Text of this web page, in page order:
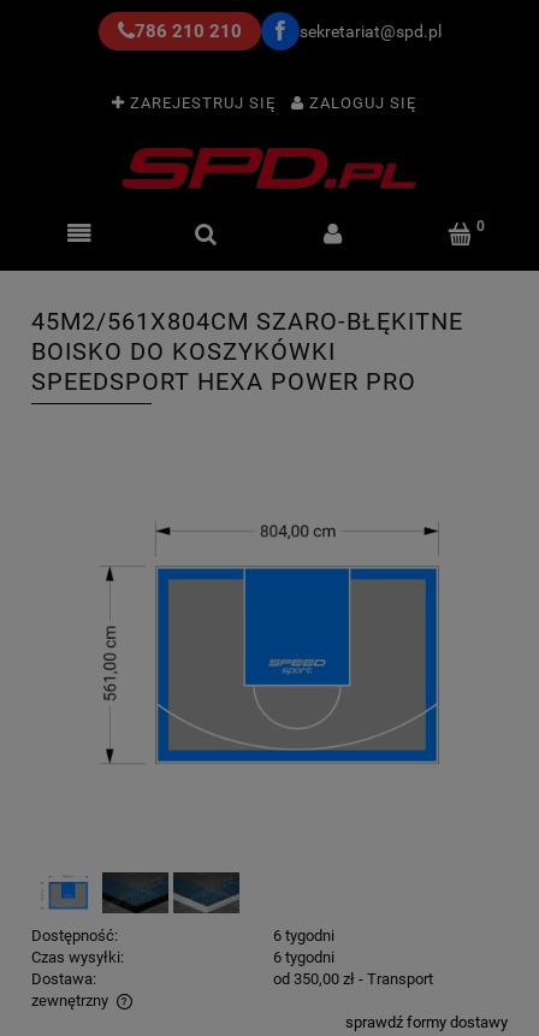
786 210 210 sekretariat@spd.pl
ZAREJESTRUJ SIĘ ZALOGUJ SIĘ
45M2/561X804CM SZARO-BŁĘKITNE
BOISKO DO KOSZYKÓWKI
SPEEDSPORT HEXA POWER PRO
Dostępność:
6 tygodni
Czas wysyłki:
6 tygodni
Dostawa:
od 350,00 zł - Transport
zewnętrzny
Cena nie zawiera ewentualnych kosztów płatnościsprawdź formy dostawy